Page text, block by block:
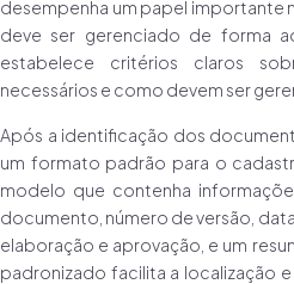
desempenha um papel importante
deve ser gerenciado de forma
estabelece critérios claros
necessários e como devem ser
Após a identificação dos
um formato padrão para o
modelo que contenha
documento, número de versão,
elaboração e aprovação, e um
padronizado facilita a localização